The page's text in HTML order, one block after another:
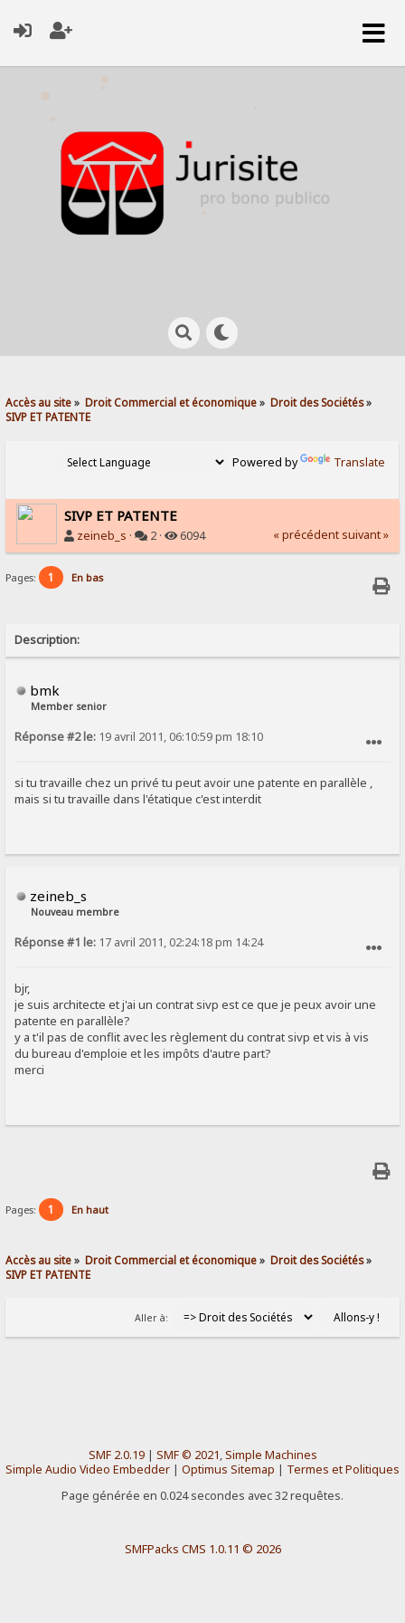
Accès au site» Droit Commercial et économique» Droit des Sociétés»
SIVP ET PATENTE
Powered by Translate
SIVP ET PATENTE
zeineb_s · 2 · 6094 « précédent suivant »
Pages: 1 En bas
Description:
bmk
Member senior
Réponse #2 le: 19 avril 2011, 06:10:59 pm 18:10
si tu travaille chez un privé tu peut avoir une patente en parallèle ,
mais si tu travaille dans l'étatique c'est interdit
zeineb_s
Nouveau membre
Réponse #1 le: 17 avril 2011, 02:24:18 pm 14:24
bjr,
je suis architecte et j'ai un contrat sivp est ce que je peux avoir une
patente en parallèle?
y a t'il pas de conflit avec les règlement du contrat sivp et vis à vis
du bureau d'emploie et les impôts d'autre part?
merci
Pages: 1 En haut
Accès au site» Droit Commercial et économique» Droit des Sociétés»
SIVP ET PATENTE
Aller à:
SMF 2.0.19| SMF © 2021,Simple Machines
Simple Audio Video Embedder | Optimus Sitemap | Termes et Politiques
Page générée en 0.024 secondes avec 32 requêtes.
SMFPacks CMS 1.0.11 © 2026